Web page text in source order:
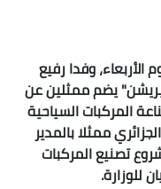
وفدا رفيع
يضم ممثلين عن
السياحية
ممثلا بالمدير
تصنيع المركبات